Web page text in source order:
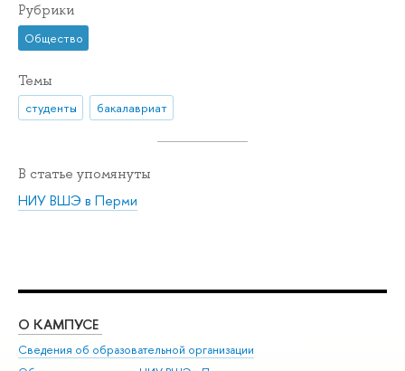
Рубрики
Общество
Темы
студенты бакалавриат
В статье упомянуты
НИУ ВШЭ в Перми
О КАМПУСЕ
Сведения об образовательной организации